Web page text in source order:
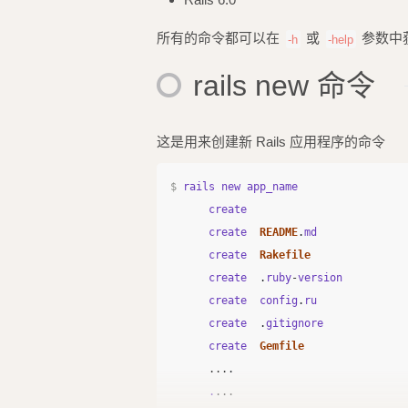
所有的命令都可以在 -h 或 -help 参数中
rails new 命令
这是用来创建新 Rails 应用程序的命令
$ rails new app_name
create
create
README.md
create
Rakefile
create
. ruby-version
create
config . ru
create
.gitignore
create
Gemfile
... .
. ...